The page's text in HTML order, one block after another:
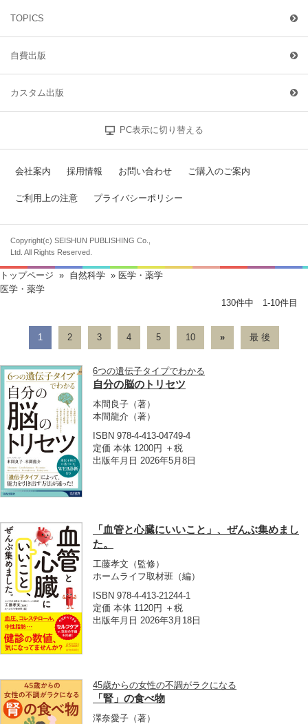
TOPICS
自費出版
カスタム出版
PC表示に切り替える
会社案内 採用情報 お問い合わせ ご購入のご案内
ご利用上の注意 プライバシーポリシー
Copyright(c) SEISHUN PUBLISHING Co.,
Ltd. All Rights Reserved.
トップページ » 自然科学 » 医学・薬学
医学・薬学
130件中 1-10件目
1 2 3 4 5 10 » 最 後
6つの遺伝子タイプでわかる
自分の脳のトリセツ
本間良子 （著）
本間龍介 （著）
ISBN 978-4-413-04749-4
定価 本体 1200円 ＋税
出版年月日 2026年5月8日
「血管と心臓にいいこと」、ぜんぶ集めまし
た。
工藤孝文 （監修）
ホームライフ取材班 （編）
ISBN 978-4-413-21244-1
定価 本体 1120円 ＋税
出版年月日 2026年3月18日
45歳からの女性の不調がラクになる
「腎」の食べ物
澤奈愛子 （著）